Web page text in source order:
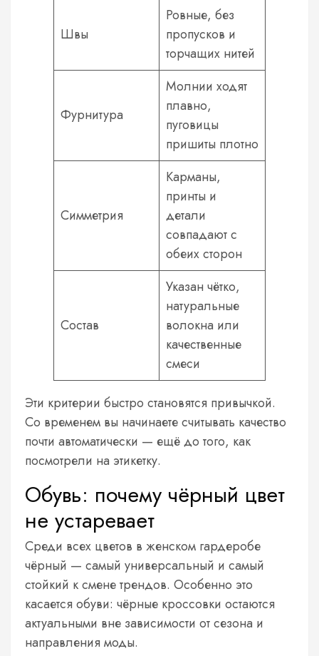
Швы
Ровные, без
пропусков и
торчащих нитей
Фурнитура
Молнии ходят
плавно,
пуговицы
пришиты плотно
Симметрия
Карманы,
принты и
детали
совпадают с
обеих сторон
Состав
Указан чётко,
натуральные
волокна или
качественные
смеси
Эти критерии быстро становятся привычкой.
Со временем вы начинаете считывать качество
почти автоматически — ещё до того, как
посмотрели на этикетку.
Обувь: почему чёрный цвет
не устаревает
Среди всех цветов в женском гардеробе
чёрный — самый универсальный и самый
стойкий к смене трендов. Особенно это
касается обуви: чёрные кроссовки остаются
актуальными вне зависимости от сезона и
направления моды.